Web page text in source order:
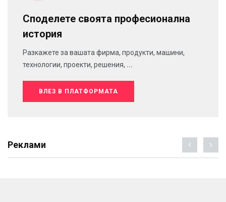
Споделете своята професионална
история
Разкажете за вашата фирма, продукти, машини,
технологии, проекти, решения, ...
ВЛЕЗ В ПЛАТФОРМАТА
Реклами